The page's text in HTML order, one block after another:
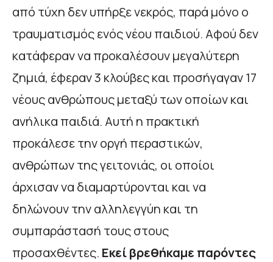
από τύχη δεν υπήρξε νεκρός, παρά μόνο ο
τραυματισμός ενός νέου παιδιού. Αφού δεν
κατάφεραν να προκαλέσουν μεγαλύτερη
ζημιά, έφεραν 3 κλούβες και προσήγαγαν 17
νέους ανθρώπους μεταξύ των οποίων και
ανήλικα παιδιά. Αυτή η πρακτική
προκάλεσε την οργή περαστικών,
ανθρώπων της γειτονιάς, οι οποίοι
άρχισαν να διαμαρτύρονται και να
δηλώνουν την αλληλεγγύη και τη
συμπαράστασή τους στους
προσαχθέντες. Εκεί βρεθήκαμε παρόντες